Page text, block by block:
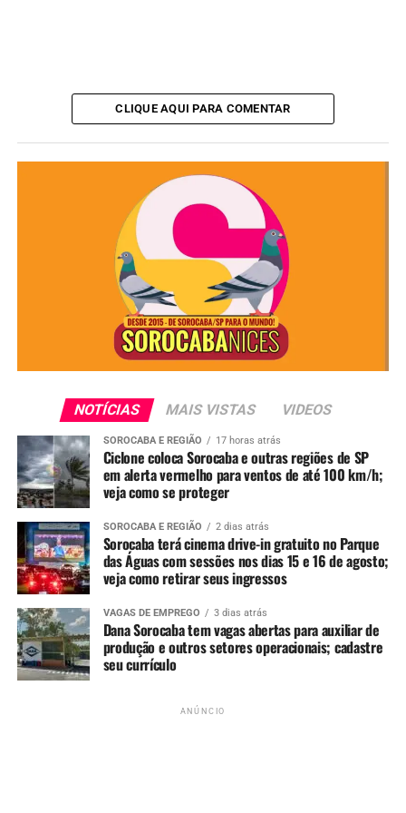
O encontro contou com a presença de representantes do
Sindicato dos Rodoviários de Sorocaba e Região
acompanham as discussões sobre segurança viária e
operação do sistema BRT no município.
Como é a regra atualmente
Atualmente, asmotocicletas só podem acessar os
corredores do BRT em situações pontuais de
ultrapassagem, assim como veículos de
escolar com passageiros. Ouso contínuo e indevido
da faixa exclusivajá é classificado comoinfração
gravíssima , conforme o Código de Trânsito Brasileiro.
A penalidade prevista incluisete pontos na Carteira
Nacional de Habilitação (CNH)emulta no valor de R$
293,47.
Alerta aos motociclistas
CLIQUE AQUI PARA COMENTAR
NOTÍCIAS MAIS VISTAS VIDEOS
SOROCABA E REGIÃO 17 horas atrás
Ciclone coloca Sorocaba e outras regiões de SP
em alerta vermelho para ventos de até 100 km/h;
veja como se proteger
SOROCABA E REGIÃO 2 dias atrás
Sorocaba terá cinema drive-in gratuito no Parque
das Águas com sessões nos dias 15 e 16 de agosto;
veja como retirar seus ingressos
VAGAS DE EMPREGO 3 dias atrás
Dana Sorocaba tem vagas abertas para auxiliar de
produção e outros setores operacionais; cadastre
seu currículo
ANÚNCIO